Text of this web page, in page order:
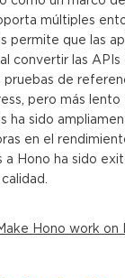
múltiples
permite que las
convertir las
pruebas de
pero más lento
ha sido
en el
Hono ha sido
Hono work on